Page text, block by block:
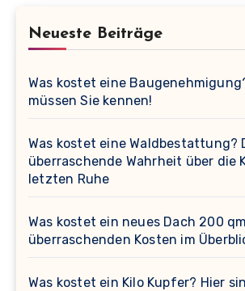
Neueste Beiträge
Was kostet eine
müssen Sie kennen!
Was kostet eine Waldbestattung?
überraschende Wahrheit über die
letzten Ruhe
Was kostet ein neues Dach 200
überraschenden Kosten im
Was kostet ein Kilo Kupfer? Hier